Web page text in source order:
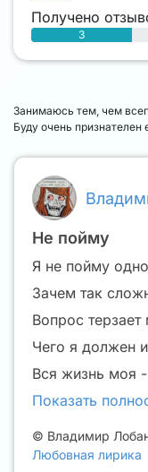
Занимаюсь тем, чем
Буду очень признателен
Не пойму
Я не пойму
Зачем так
Вопрос терзает
Чего я должен
Вся жизнь моя
Показать
© Владимир
Любовная лирика
Получено
3